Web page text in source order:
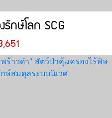
กษ์โลก SCG